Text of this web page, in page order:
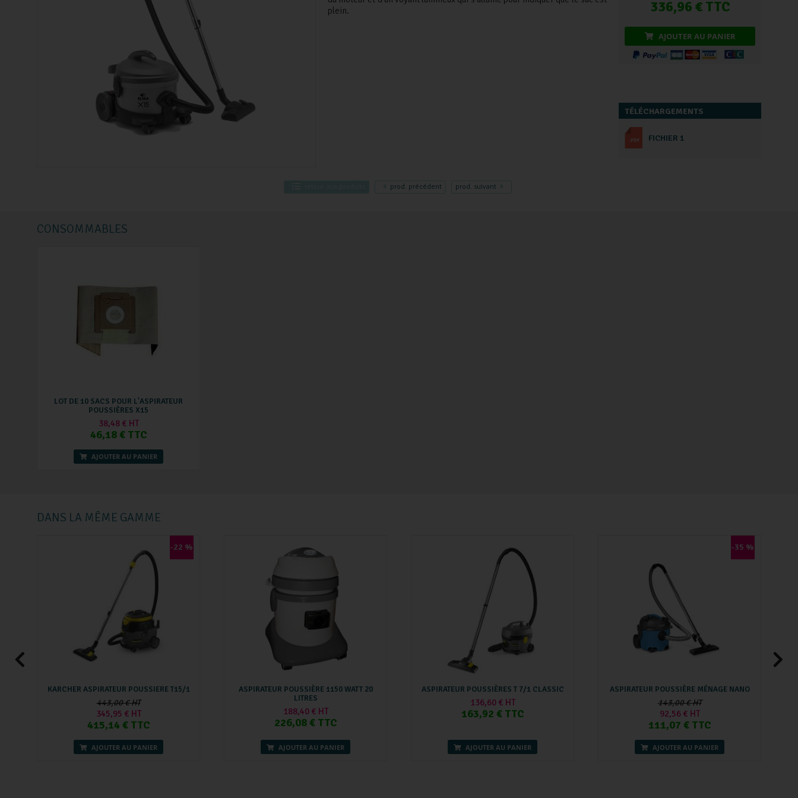
plein.
336,96 € TTC
AJOUTER AU PANIER
TÉLÉCHARGEMENTS
FICHIER 1
prod. précédent prod. suivant
CONSOMMABLES
LOT DE 10 SACS POUR L'ASPIRATEUR
POUSSIÈRES X15
38,48 € HT
46,18 € TTC
AJOUTER AU PANIER
DANS LA MÊME GAMME
-22 %
KARCHER ASPIRATEUR POUSSIERE T15/1
443,00 € HT
345,95 € HT
415,14 € TTC
AJOUTER AU PANIER
ASPIRATEUR POUSSIÈRE 1150 WATT 20
LITRES
188,40 € HT
226,08 € TTC
AJOUTER AU PANIER
ASPIRATEUR POUSSIÈRES T 7/1 CLASSIC
136,60 € HT
163,92 € TTC
AJOUTER AU PANIER
-35 %
ASPIRATEUR POUSSIÈRE MÉNAGE NANO
143,00 € HT
92,56 € HT
111,07 € TTC
AJOUTER AU PANIER